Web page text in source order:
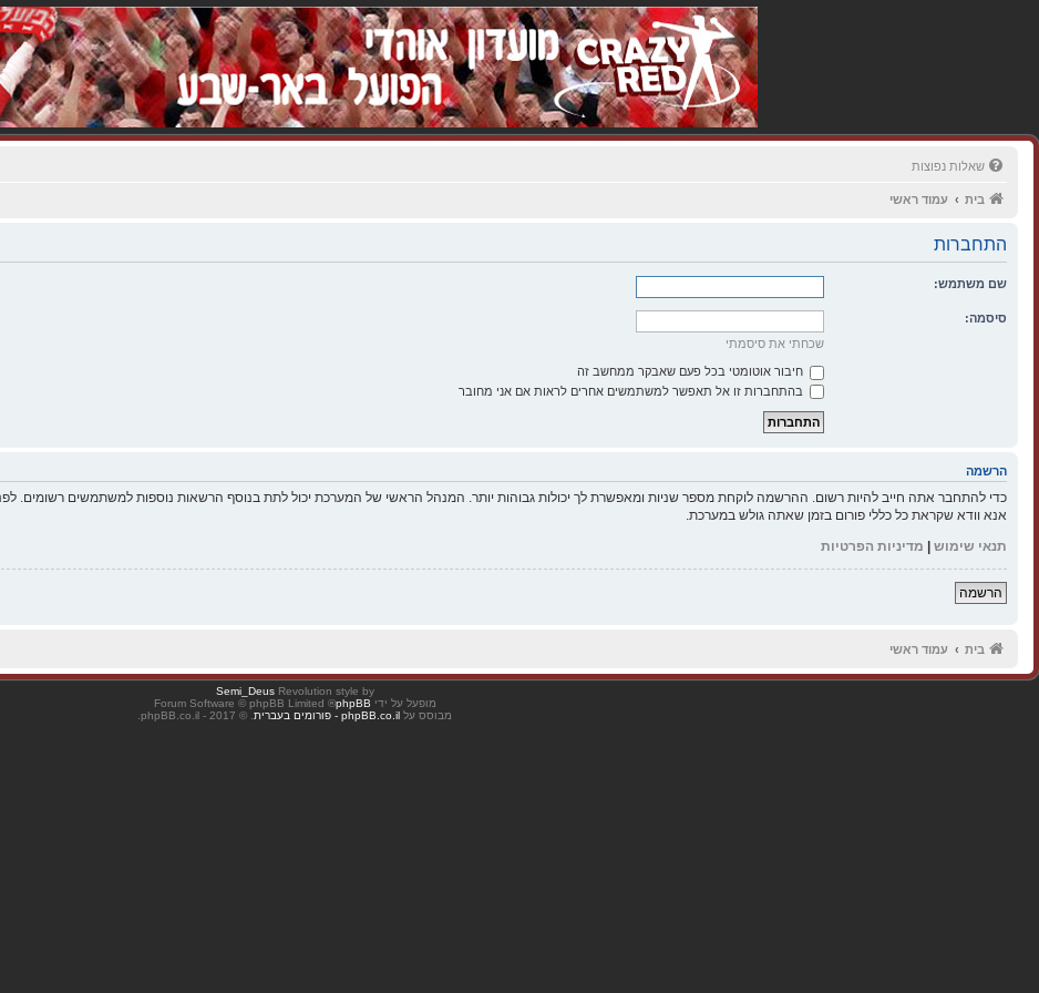
שאלות נפוצות
בית עמוד ראשי
התחברות
שם משתמש:
סיסמה:
שכחתי את סיסמתי
חיבור אוטומטי בכל פעם שאבקר ממחשב זה
בהתחברות זו אל תאפשר למשתמשים אחרים לראות אם אני מחובר
הרשמה
כדי להתחבר אתה חייב להיות רשום. ההרשמה לוקחת מספר שניות ומאפשרת לך יכולות גבוהות יותר. המנהל הראשי של המערכת יכול לתת בנוסף הרשאות נוספות למשתמשים רשומים.
אנא וודא שקראת כל כללי פורום בזמן שאתה גולש במערכת.
תנאי שימוש | מדיניות הפרטיות
הרשמה
בית עמוד ראשי
Revolution style by
Semi_Deus
מופעל על ידי phpBB
® Forum Software © phpBB Limited
מבוסס על phpBB.co.il - פורומים בעברית . © 2017 - phpBB.co.il.